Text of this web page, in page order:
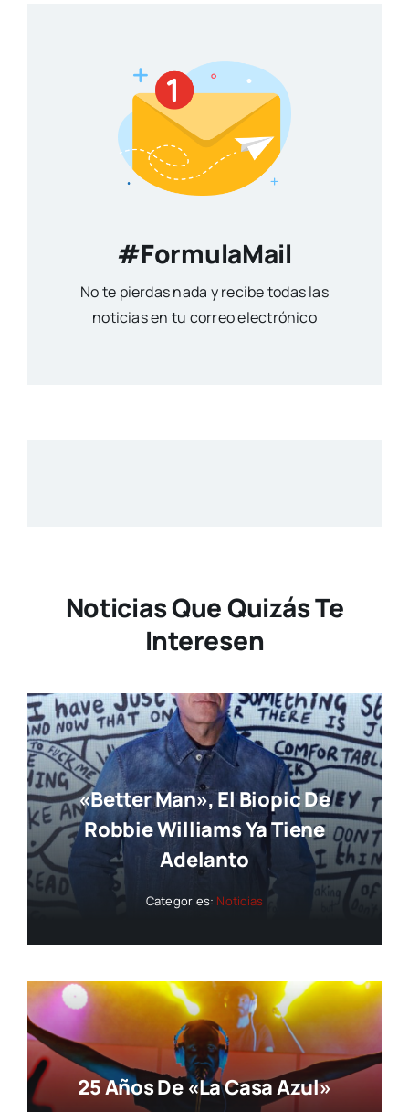
#FormulaMail
No te pierdas nada y recibe todas las
noticias en tu correo electrónico
Noticias Que Quizás Te
Interesen
«Better Man», El Biopic De
Robbie Williams Ya Tiene
Adelanto
Categories: Noticias
25 Años De «La Casa Azul»